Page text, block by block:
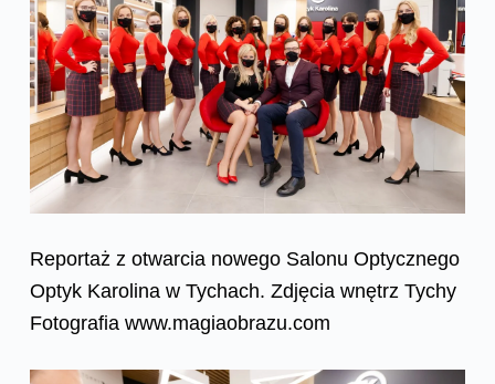
Reportaż z otwarcia nowego Salonu Optycznego
Optyk Karolina w Tychach. Zdjęcia wnętrz Tychy
Fotografia www.magiaobrazu.com